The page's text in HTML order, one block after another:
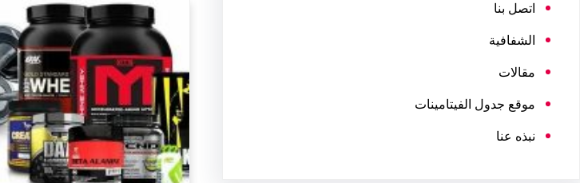
اتصل بنا
الشفافية
مقالات
موقع جدول الفيتامينات
نبذه عنا